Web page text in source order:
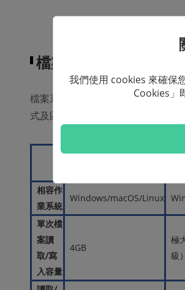
檔案系統的格式分類
檔案系統也是影響 USB 隨身碟運
式及區別：
相容作
業系統
Windows/macOS/Linux
單次檔
案讀
取/寫
入容量
4GB
極
級）
我們使用 cookies 來確保
Cookies」